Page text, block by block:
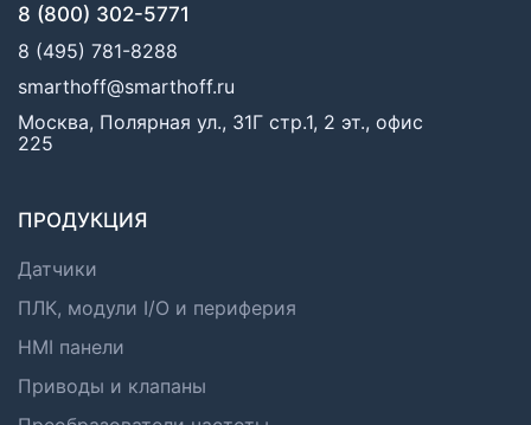
8 (800) 302-5771
8 (495) 781-8288
smarthoff@smarthoff.ru
Москва, Полярная ул., 31Г стр.1, 2 эт., офис
225
ПРОДУКЦИЯ
Датчики
ПЛК, модули I/O и периферия
HMI панели
Приводы и клапаны